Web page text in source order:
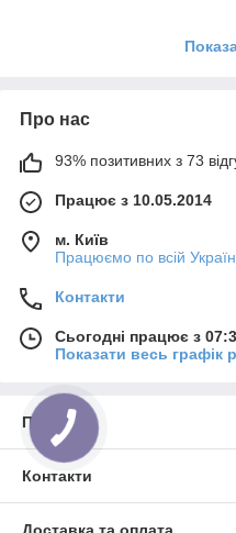
Ремонт, обслуговування
Запоріжжя й обл.
Київ і обл.
Харків і обл.
Дніпро і обл.
Одеса й обл.
Миколаїв і обл.
Херсон і обл.
Вінниця й обл.
виконану роботу
Переваги нашої
Про нас
93% позитивних з 73
Працює з 10.05.2014
м. Київ
Працюємо по всій
Контакти
Сьогодні працює з
Показати весь графік
Про нас
Контакти